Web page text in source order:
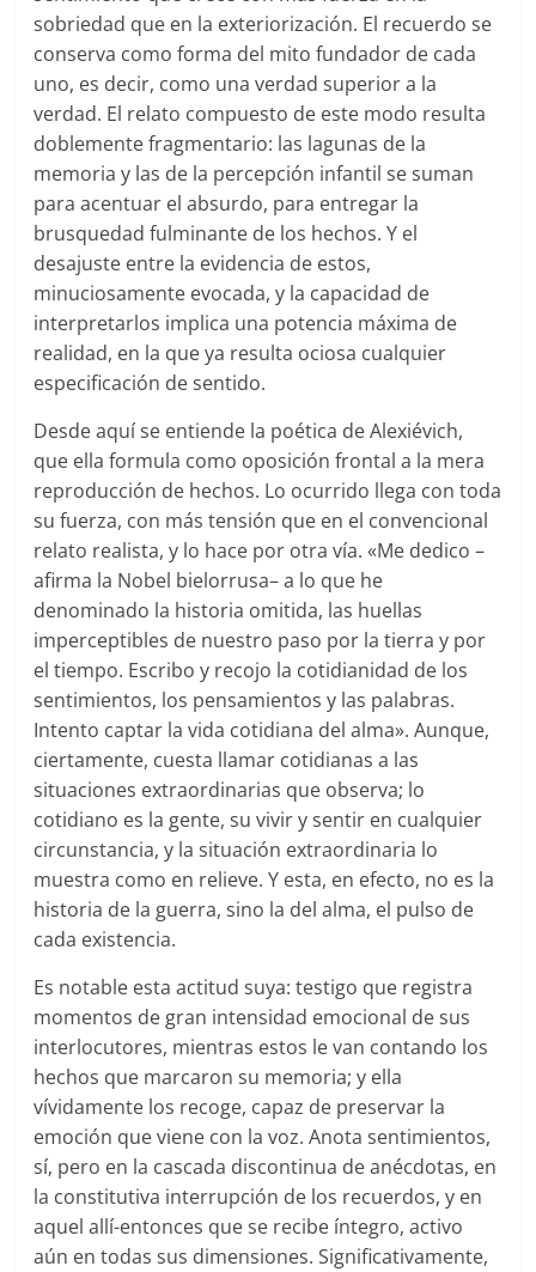
sobriedad que en la exteriorización. El recuerdo se
conserva como forma del mito fundador de cada
uno, es decir, como una verdad superior a la
verdad. El relato compuesto de este modo resulta
doblemente fragmentario: las lagunas de la
memoria y las de la percepción infantil se suman
para acentuar el absurdo, para entregar la
brusquedad fulminante de los hechos. Y el
desajuste entre la evidencia de estos,
minuciosamente evocada, y la capacidad de
interpretarlos implica una potencia máxima de
realidad, en la que ya resulta ociosa cualquier
especificación de sentido.
Desde aquí se entiende la poética de Alexiévich,
que ella formula como oposición frontal a la mera
reproducción de hechos. Lo ocurrido llega con toda
su fuerza, con más tensión que en el convencional
relato realista, y lo hace por otra vía. «Me dedico –
afirma la Nobel bielorrusa– a lo que he
denominado la historia omitida, las huellas
imperceptibles de nuestro paso por la tierra y por
el tiempo. Escribo y recojo la cotidianidad de los
sentimientos, los pensamientos y las palabras.
Intento captar la vida cotidiana del alma». Aunque,
ciertamente, cuesta llamar cotidianas a las
situaciones extraordinarias que observa; lo
cotidiano es la gente, su vivir y sentir en cualquier
circunstancia, y la situación extraordinaria lo
muestra como en relieve. Y esta, en efecto, no es la
historia de la guerra, sino la del alma, el pulso de
cada existencia.
Es notable esta actitud suya: testigo que registra
momentos de gran intensidad emocional de sus
interlocutores, mientras estos le van contando los
hechos que marcaron su memoria; y ella
vívidamente los recoge, capaz de preservar la
emoción que viene con la voz. Anota sentimientos,
sí, pero en la cascada discontinua de anécdotas, en
la constitutiva interrupción de los recuerdos, y en
aquel allí-entonces que se recibe íntegro, activo
aún en todas sus dimensiones. Significativamente,